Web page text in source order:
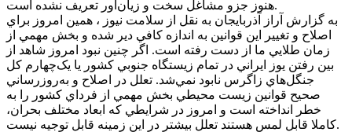
هنوز جزو مشاغل سخت و زيان‌آور تعريف نشده است.
به گزارش آراز آذربايجان به نقل از سلامت نيوز ، همين امروز براي
اصلاح و تغيير اين قوانين به اندازه کافي دير شده و بخش مهمي از
زمان طلايي ما از دست رفته است. اگر چنين نبود امروز شاهد از
بين رفتن يوز ايراني در تمام زيستگاه جنوبي کشور يا يک‌چهارم کل
جنگل‌هاي زاگرس نابود نمي‌شد. تعلل در اصلاح و به‌روزرساني
صحيح قوانين زيست محيطي بخش مهمي از فرداي کشور را به
خطر انداخته است و امروز در شرايطي که ابعاد مختلف بحران،
کاملا قابل لمس هستند تعلل بيشتر در اين زمينه قابل توجيه نيست.